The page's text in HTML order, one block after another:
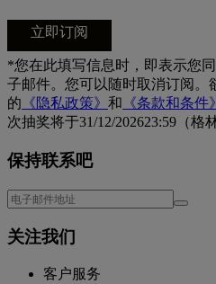
立即订阅
*您在此填写信息时，即表示您
子邮件。您可以随时取消订阅。
的 《隐私政策》 和 《条款和条件》
次抽奖将于31/12/202623:59（格
保持联系吧
关注我们
客户服务